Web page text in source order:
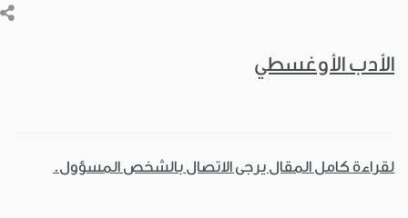
الأدب الأوغسطي
لقراءة كامل المقال يرجى الاتصال بالشخص المسؤول.